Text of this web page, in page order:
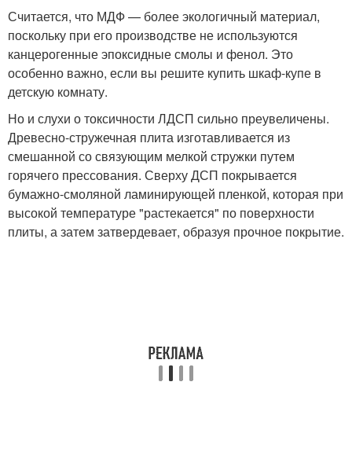
Считается, что МДФ — более экологичный материал,
поскольку при его производстве не используются
канцерогенные эпоксидные смолы и фенол. Это
особенно важно, если вы решите купить шкаф-купе в
детскую комнату.
Но и слухи о токсичности ЛДСП сильно преувеличены.
Древесно-стружечная плита изготавливается из
смешанной со связующим мелкой стружки путем
горячего прессования. Сверху ДСП покрывается
бумажно-смоляной ламинирующей пленкой, которая при
высокой температуре "растекается" по поверхности
плиты, а затем затвердевает, образуя прочное покрытие.